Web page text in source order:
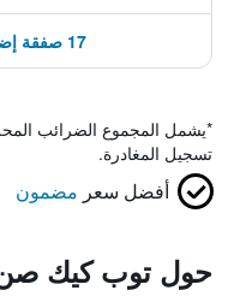
17 صفقة إضافية ابتداءً من 230 ﷼
*يشمل المجموع الضرائب
تسجيل المغادرة.
أفضل سعر مضمون
حول توب كيك